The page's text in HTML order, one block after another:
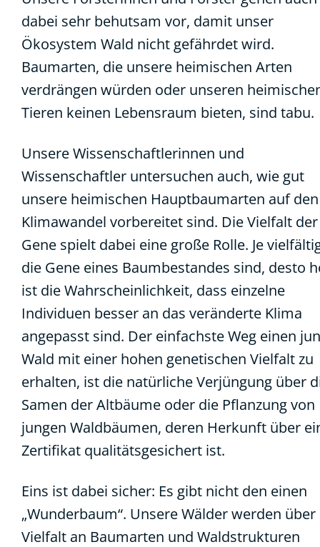
dabei sehr behutsam vor, damit unser
Ökosystem Wald nicht gefährdet wird.
Baumarten, die unsere heimischen Arten
verdrängen würden oder unseren
Tieren keinen Lebensraum bieten, sind tabu.
Unsere Wissenschaftlerinnen und
Wissenschaftler untersuchen auch, wie gut
unsere heimischen Hauptbaumarten auf den
Klimawandel vorbereitet sind. Die Vielfalt der
Gene spielt dabei eine große Rolle. Je
die Gene eines Baumbestandes sind, desto
ist die Wahrscheinlichkeit, dass einzelne
Individuen besser an das veränderte Klima
angepasst sind. Der einfachste Weg einen
Wald mit einer hohen genetischen Vielfalt zu
erhalten, ist die natürliche Verjüngung über
Samen der Altbäume oder die Pflanzung von
jungen Waldbäumen, deren Herkunft über
Zertifikat qualitätsgesichert ist.
Eins ist dabei sicher: Es gibt nicht den einen
„Wunderbaum“. Unsere Wälder werden über
Vielfalt an Baumarten und Waldstrukturen